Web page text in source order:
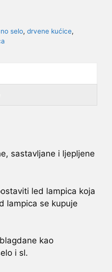
selo, drvene kućice,
sastavljane i ljepljene
led lampica koja
lampica se kupuje
kao
i sl.